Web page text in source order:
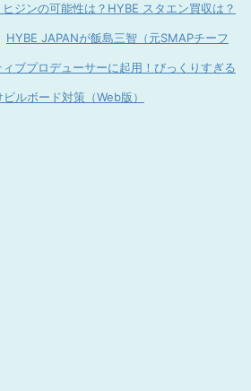
ジンの可能性は？HYBE スタエン買収は？
HYBE JAPANが飯島三智（元SMAPチーフ
ブプロデューサーに起用！びっくりすぎる
ルボード対策（Web版）